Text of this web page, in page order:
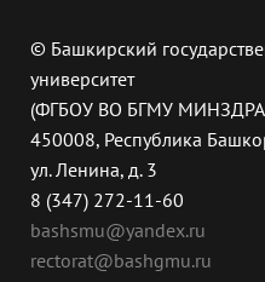
© Башкирский
университет
(ФГБОУ ВО БГМУ
450008, Республика
ул. Ленина, д. 3
8 (347) 272-11-60
bashsmu@yandex.ru
rectorat@bashgmu.ru